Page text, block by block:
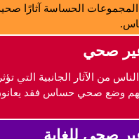
المجموعات الحساسة آثارًا
صحي
من الآثار الجانبية التي
لديهم وضع صحي حساس فقد
صحي للغاية